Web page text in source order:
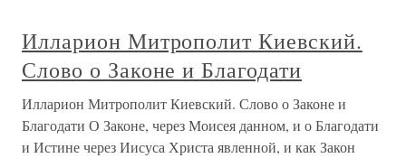
Илларион Митрополит Киевский.
Слово о Законе и Благодати
Илларион Митрополит Киевский. Слово о Законе и
Благодати О Законе, через Моисея данном, и о Благодати
и Истине через Иисуса Христа явленной, и как Закон